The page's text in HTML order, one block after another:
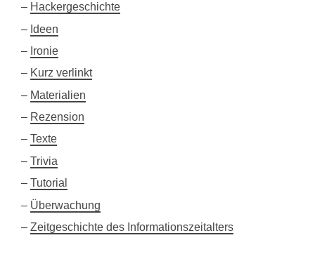
Hackergeschichte
Ideen
Ironie
Kurz verlinkt
Materialien
Rezension
Texte
Trivia
Tutorial
Überwachung
Zeitgeschichte des Informationszeitalters